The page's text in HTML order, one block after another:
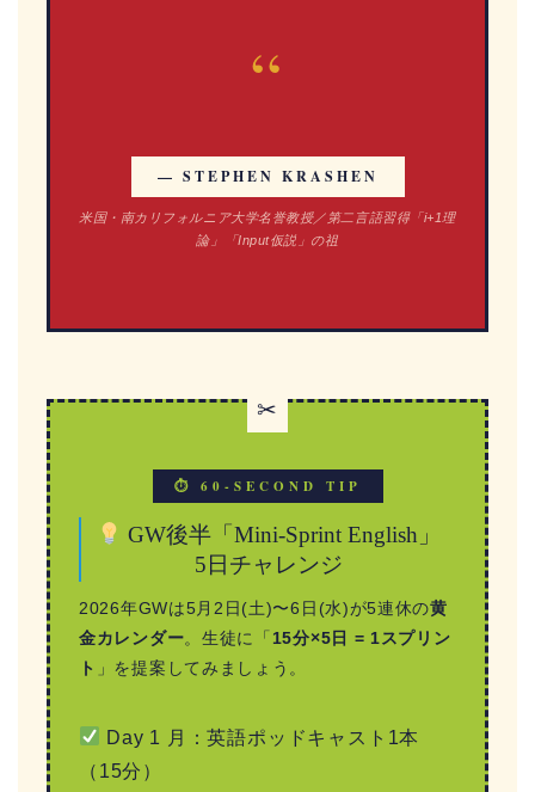
“
— STEPHEN KRASHEN
米国・南カリフォルニア大学名誉教授／第二言語習得「i+1理
論」「Input仮説」の祖
✂
⏱ 60-SECOND TIP
GW後半「Mini-Sprint English」
5日チャレンジ
2026年GWは5月2日(土)〜6日(水)が5連休の黄
金カレンダー。生徒に「 15分×5日 = 1スプリン
ト 」を提案してみましょう。
Day 1 月：英語ポッドキャスト1本
（15分）